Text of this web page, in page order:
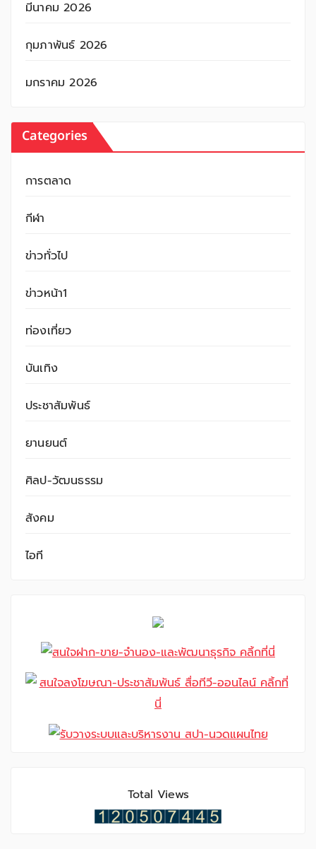
มีนาคม 2026
กุมภาพันธ์ 2026
มกราคม 2026
Categories
การตลาด
กีฬา
ข่าวทั่วไป
ข่าวหน้า1
ท่องเที่ยว
บันเทิง
ประชาสัมพันธ์
ยานยนต์
ศิลป-วัฒนธรรม
สังคม
ไอที
Total Views